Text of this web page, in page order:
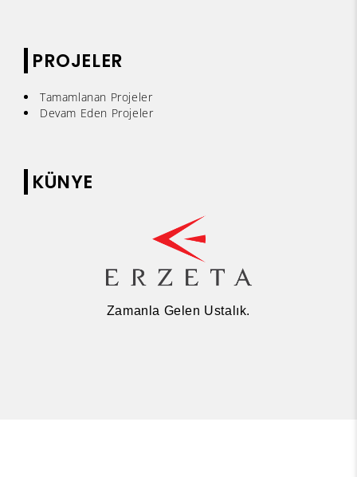
PROJELER
Tamamlanan Projeler
Devam Eden Projeler
KÜNYE
Zamanla Gelen Ustalık.